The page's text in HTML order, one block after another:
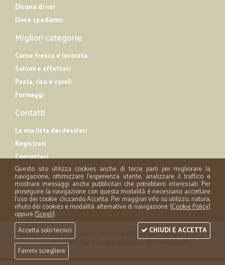
Dicono di noi
Dove spediamo
Migliori categorie
Carne fresca e lavorata
Salumi e affettati
Pasta, riso e cerali
Formaggi
Contatti
La mia lista dei desideri
Registrati
Contattaci
Cicalia srl - via Acerbi 35 - 46100 - Mantova (MN) - P.iva 02508120207 - C.Fisc
02508120207 - Tel. +39 0376 1590669 - REA: MN 258721
Questo sito utilizza cookies anche di terze parti per migliorare la
navigazione, ottimizzare l'esperienza utente, analizzare il traffico e
mostrare messaggi anche pubblicitari che potrebbero interessati. Per
proseguire la navigazione con questa modalità è necessario accettare
l'uso dei cookie cliccando Accetta. Per maggiori info su utilizzo, natura,
rifiuto dei cookies e modalità alternative di navigazione: [Cookie Policy]
oppure [Scegli]
Accetta solo tecnici
Fammi sciegliere
CHIUDI E ACCETTA